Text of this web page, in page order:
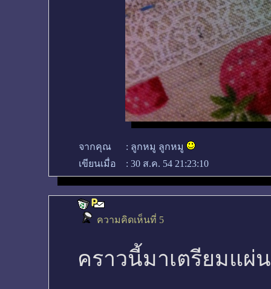
จากคุณ : ลูกหมู ลูกหมู
เขียนเมื่อ
: 30 ส.ค. 54 21:23:10
ความคิดเห็นที่ 5
คราวนี้มาเตรียมแผ่